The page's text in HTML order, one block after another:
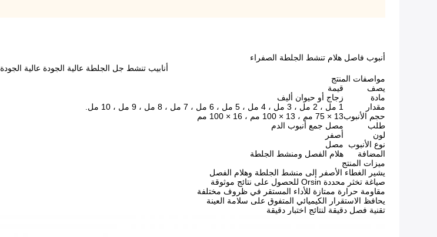
أنبوب فاصل هلام تنشط الجلطة الصفراء
أنابيب تنشط جل الجلطة عالية الجودة عالية الجودة 10 مل متوفرة في مواد زجاجية أو الحيوانات الأليفة ، مصممة لجمع عينة الدم الدقيقة وفصلها.
مواصفات المنتج
يصف
قيمة
مادة
زجاج أو حيوان أليف
مقدار
1 مل ، 2 مل ، 3 مل ، 4 مل ، 5 مل ، 6 مل ، 7 مل ، 8 مل ، 9 مل ، 10 مل.
حجم الأنبوب13 × 75 مم ، 13 × 100 مم ، 16 × 100 مم
طلب
مصل جمع أنبوب الدم
لون
أصفر
نوع الأنبوب
مصل
المضافة
هلام الفصل ومنشط الجلطة
ميزات المنتج
يشير الغطاء الأصفر إلى منشط الجلطة وهلام الفصل
صياغة تخثر محددة Orsin للحصول على نتائج موثوقة
مقاومة حرارة ممتازة للأداء المستقر في ظروف مختلفة
يحافظ الاستقرار الكيميائي المتفوق على سلامة العينة
تقنية فصل دقيقة لنتائج اختبار دقيقة